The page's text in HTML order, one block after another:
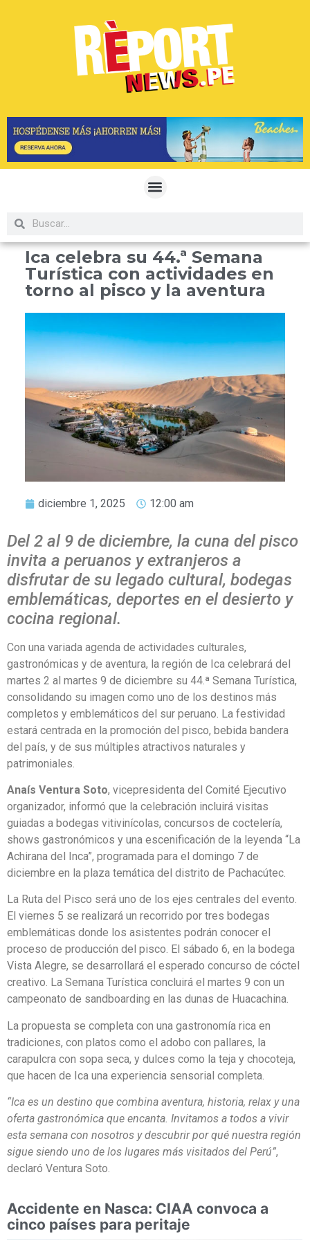
Ica celebra su 44.ª Semana
Turística con actividades en
torno al pisco y la aventura
diciembre 1, 2025 12:00 am
Del 2 al 9 de diciembre, la cuna del pisco
invita a peruanos y extranjeros a
disfrutar de su legado cultural, bodegas
emblemáticas, deportes en el desierto y
cocina regional.
Con una variada agenda de actividades culturales,
gastronómicas y de aventura, la región de Ica celebrará del
martes 2 al martes 9 de diciembre su 44.ª Semana Turística,
consolidando su imagen como uno de los destinos más
completos y emblemáticos del sur peruano. La festividad
estará centrada en la promoción del pisco, bebida bandera
del país, y de sus múltiples atractivos naturales y
patrimoniales.
Anaís Ventura Soto, vicepresidenta del Comité Ejecutivo
organizador, informó que la celebración incluirá visitas
guiadas a bodegas vitivinícolas, concursos de coctelería,
shows gastronómicos y una escenificación de la leyenda “La
Achirana del Inca”, programada para el domingo 7 de
diciembre en la plaza temática del distrito de Pachacútec.
La Ruta del Pisco será uno de los ejes centrales del evento.
El viernes 5 se realizará un recorrido por tres bodegas
emblemáticas donde los asistentes podrán conocer el
proceso de producción del pisco. El sábado 6, en la bodega
Vista Alegre, se desarrollará el esperado concurso de cóctel
creativo. La Semana Turística concluirá el martes 9 con un
campeonato de sandboarding en las dunas de Huacachina.
La propuesta se completa con una gastronomía rica en
tradiciones, con platos como el adobo con pallares, la
carapulcra con sopa seca, y dulces como la teja y chocoteja,
que hacen de Ica una experiencia sensorial completa.
“Ica es un destino que combina aventura, historia, relax y una
oferta gastronómica que encanta. Invitamos a todos a vivir
esta semana con nosotros y descubrir por qué nuestra región
sigue siendo uno de los lugares más visitados del Perú”,
declaró Ventura Soto.
Accidente en Nasca: CIAA convoca a
cinco países para peritaje